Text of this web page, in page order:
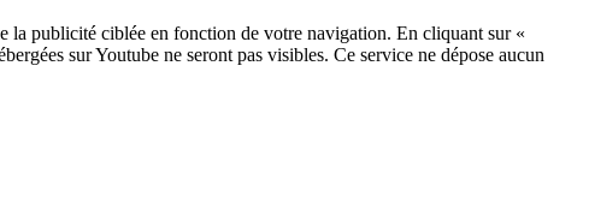
la publicité ciblée en fonction de votre navigation. En cliquant sur «
sur Youtube ne seront pas visibles. Ce service ne dépose aucun